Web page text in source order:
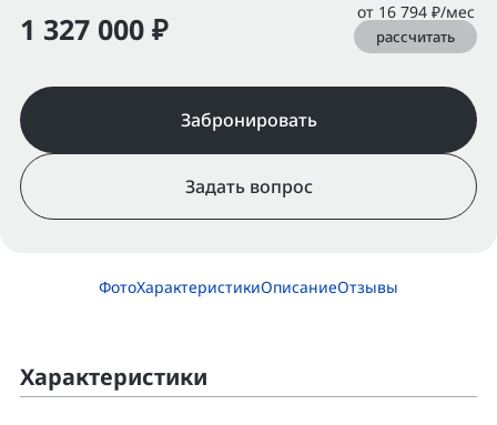
1 327 000 ₽ от 16 794 ₽/мес
рассчитать
Забронировать
Задать вопрос
ФотоХарактеристикиОписаниеОтзывы
Характеристики